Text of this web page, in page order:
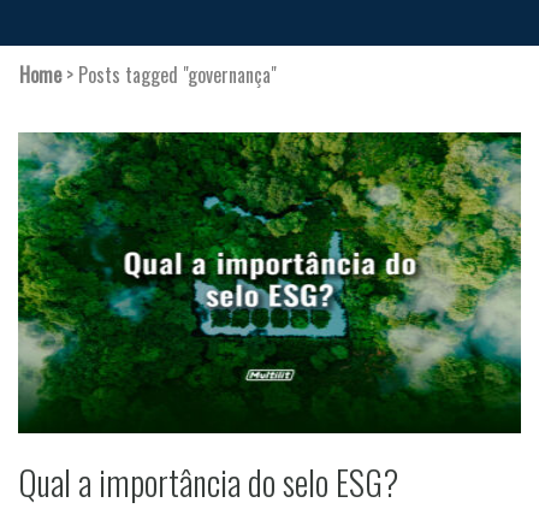
Home> Posts tagged "governança"
Qual a importância do selo ESG?